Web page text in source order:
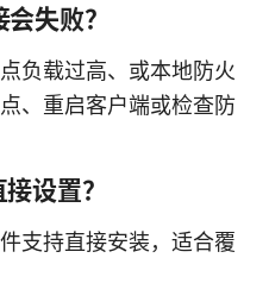
失败？
负载过高、或本地防火
、重启客户端或检查防
设置？
支持直接安装，适合覆